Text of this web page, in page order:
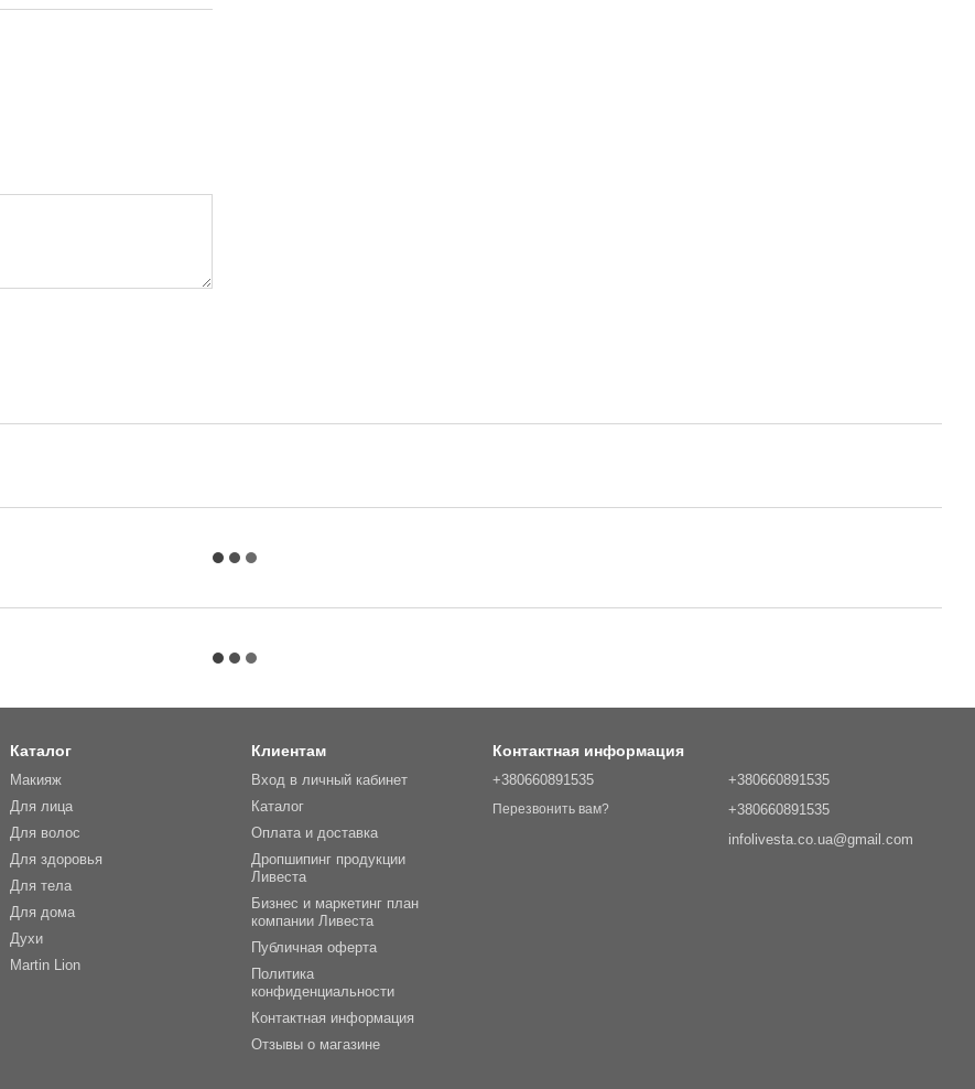
Каталог
Макияж
Для лица
Для волос
Для здоровья
Для тела
Для дома
Духи
Martin Lion
Клиентам
Вход в личный кабинет
Каталог
Оплата и доставка
Дропшипинг продукции
Ливеста
Бизнес и маркетинг план
компании Ливеста
Публичная оферта
Политика
конфиденциальности
Контактная информация
Отзывы о магазине
Контактная информация
+380660891535
Перезвонить вам?
+380660891535
+380660891535
infolivesta.co.ua@gmail.com